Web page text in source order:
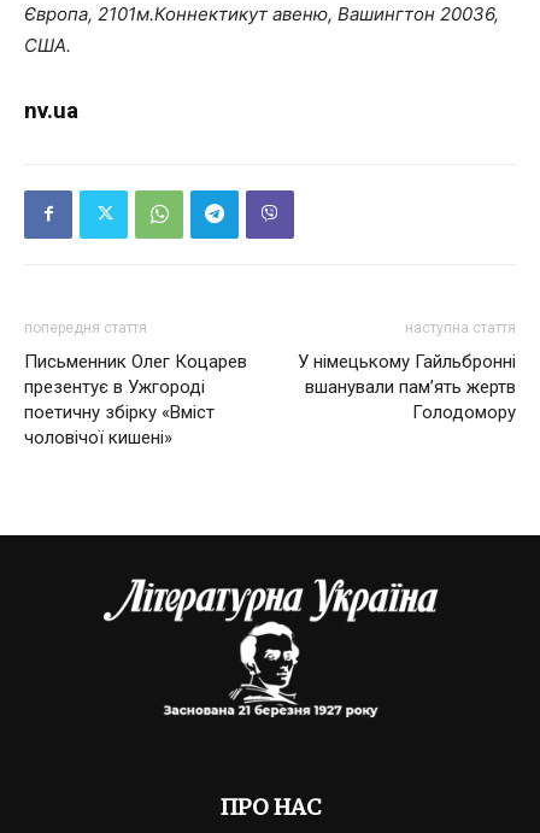
Європа, 2101м.Коннектикут авеню, Вашингтон 20036,
США.
nv.ua
попередня стаття
Письменник Олег Коцарев
презентує в Ужгороді
поетичну збірку «Вміст
чоловічої кишені»
наступна стаття
У німецькому Гайльбронні
вшанували пам’ять жертв
Голодомору
ПРО НАС